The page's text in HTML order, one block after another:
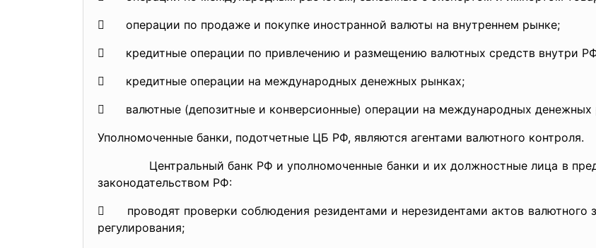
 операции по продаже и покупке иностранной валюты на внутреннем рынке;
 кредитные операции по привлечению и размещению валютных средств внутри
 кредитные операции на международных денежных рынках;
 валютные (депозитные и конверсионные) операции на международных денежных
Уполномоченные банки, подотчетные ЦБ РФ, являются агентами валютного контроля.
Центральный банк РФ и уполномоченные банки и их должностные лица в
законодательством РФ:
 проводят проверки соблюдения резидентами и нерезидентами актов валютного
регулирования;